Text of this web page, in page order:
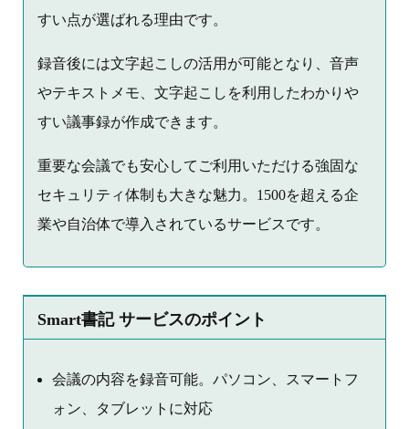
すい点が選ばれる理由です。
録音後には文字起こしの活用が可能となり、音声
やテキストメモ、文字起こしを利用したわかりや
すい議事録が作成できます。
重要な会議でも安心してご利用いただける強固な
セキュリティ体制も大きな魅力。1500を超える企
業や自治体で導入されているサービスです。
Smart書記 サービスのポイント
会議の内容を録音可能。パソコン、スマートフ
ォン、タブレットに対応